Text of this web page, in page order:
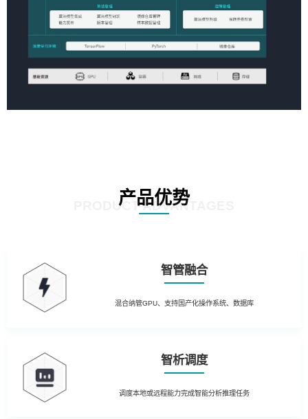
产品优势
PRODUCT ADVANTAGES
智管融合
混合纳管GPU、支持国产化操作系统、数据库
智析调度
调度本地或远程能力完成智能分析推理任务